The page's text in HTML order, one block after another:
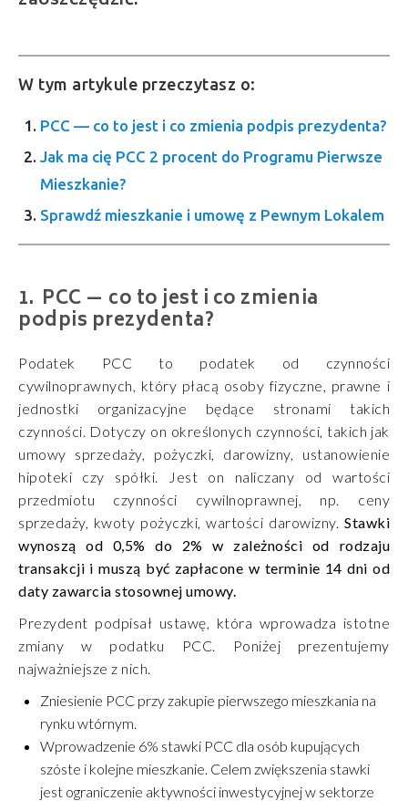
W tym artykule przeczytasz o:
PCC — co to jest i co zmienia podpis prezydenta?
Jak ma cię PCC 2 procent do Programu Pierwsze
Mieszkanie?
Sprawdź mieszkanie i umowę z Pewnym Lokalem
PCC — co to jest i co zmienia
podpis prezydenta?
Podatek PCC to podatek od czynności
cywilnoprawnych, który płacą osoby fizyczne, prawne i
jednostki organizacyjne będące stronami takich
czynności. Dotyczy on określonych czynności, takich jak
umowy sprzedaży, pożyczki, darowizny, ustanowienie
hipoteki czy spółki. Jest on naliczany od wartości
przedmiotu czynności cywilnoprawnej, np. ceny
sprzedaży, kwoty pożyczki, wartości darowizny. Stawki
wynoszą od 0,5% do 2% w zależności od rodzaju
transakcji i muszą być zapłacone w terminie 14 dni od
daty zawarcia stosownej umowy.
Prezydent podpisał ustawę, która wprowadza istotne
zmiany w podatku PCC. Poniżej prezentujemy
najważniejsze z nich.
Zniesienie PCC przy zakupie pierwszego mieszkania na
rynku wtórnym.
Wprowadzenie 6% stawki PCC dla osób kupujących
szóste i kolejne mieszkanie. Celem zwiększenia stawki
jest ograniczenie aktywności inwestycyjnej w sektorze